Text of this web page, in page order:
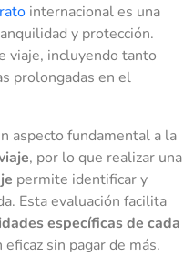
internacional es una
y protección.
viaje, incluyendo tanto
prolongadas en el
aspecto fundamental a la
, por lo que realizar una
permite identificar y
Esta evaluación facilita
específicas de cada
sin pagar de más.